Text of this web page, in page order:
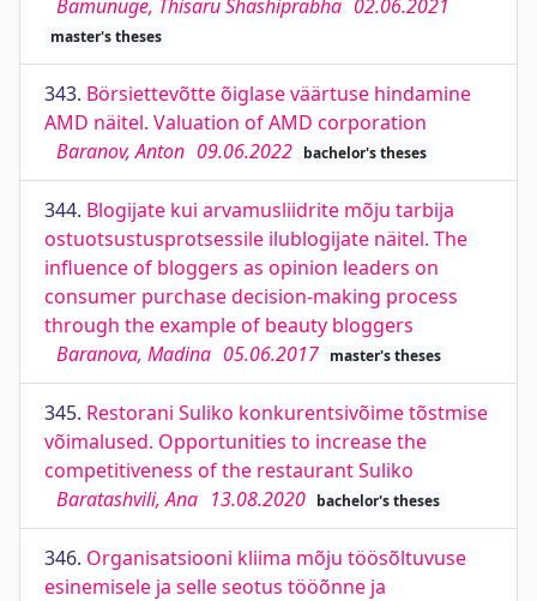
Bamunuge, Thisaru Shashiprabha 02.06.2021
master's theses
343. Börsiettevõtte õiglase väärtuse hindamine
AMD näitel. Valuation of AMD corporation
Baranov, Anton 09.06.2022 bachelor's theses
344. Blogijate kui arvamusliidrite mõju tarbija
ostuotsustusprotsessile ilublogijate näitel. The
influence of bloggers as opinion leaders on
consumer purchase decision-making process
through the example of beauty bloggers
Baranova, Madina 05.06.2017 master's theses
345. Restorani Suliko konkurentsivõime tõstmise
võimalused. Opportunities to increase the
competitiveness of the restaurant Suliko
Baratashvili, Ana 13.08.2020 bachelor's theses
346. Organisatsiooni kliima mõju töösõltuvuse
esinemisele ja selle seotus tööõnne ja